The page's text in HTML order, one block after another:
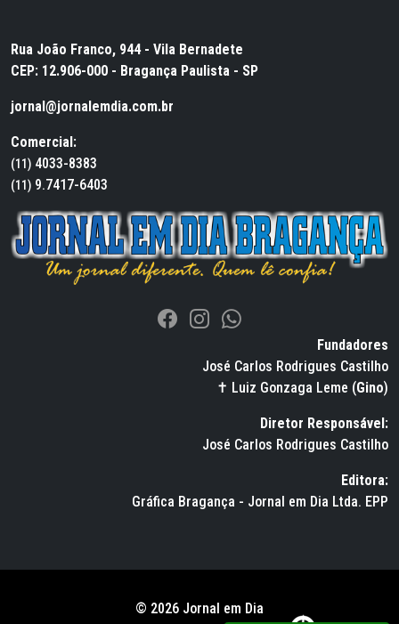
Rua João Franco, 944 - Vila Bernadete
CEP: 12.906-000 - Bragança Paulista - SP
jornal@jornalemdia.com.br
Comercial:
(11) 4033-8383
(11) 9.7417-6403
Fundadores
José Carlos Rodrigues Castilho
✝ Luiz Gonzaga Leme (Gino)
Diretor Responsável:
José Carlos Rodrigues Castilho
Editora:
Gráfica Bragança - Jornal em Dia Ltda. EPP
© 2026 Jornal em Dia